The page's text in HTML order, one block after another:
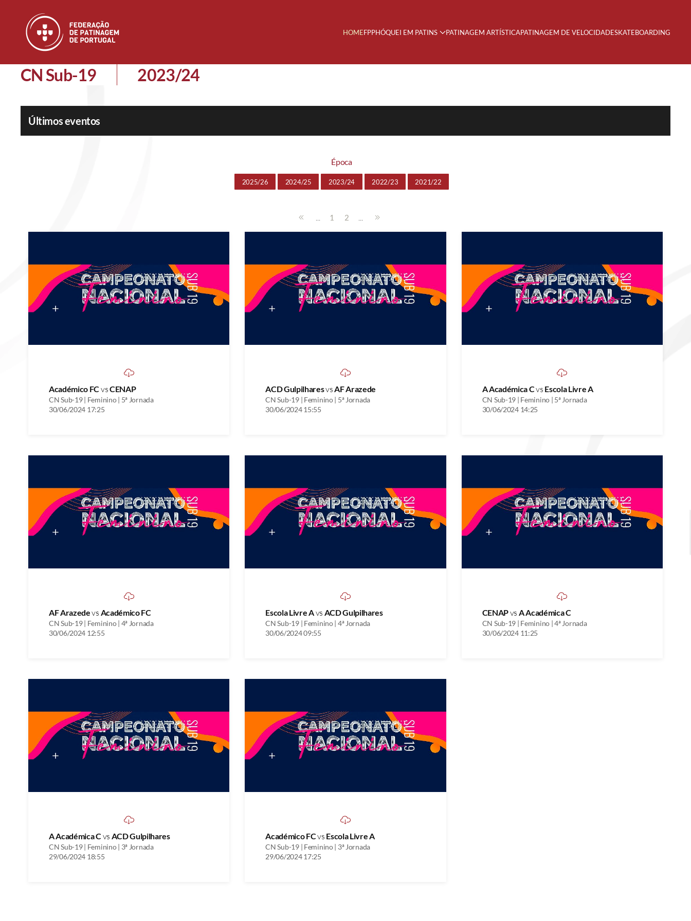
Skip to main content HOMEFPPHÓQUEI EM PATINS PATINAGEM ARTÍSTICAPATINAGEM DE VELOCIDADESKATEBOARDING
CN Sub-19 2023/24
Últimos eventos
Época
2025/26 2024/25 2023/24 2022/23 2021/22
... 1 2 ...
Académico FCvsCENAP
CN Sub-19 | Feminino | 5ª Jornada
30/06/2024 17:25
ACD GulpilharesvsAF Arazede
CN Sub-19 | Feminino | 5ª Jornada
30/06/2024 15:55
A Académica Cvs Escola Livre A
CN Sub-19 | Feminino | 5ª Jornada
30/06/2024 14:25
AF Arazedevs Académico FC
CN Sub-19 | Feminino | 4ª Jornada
30/06/2024 12:55
Escola Livre Avs ACD Gulpilhares
CN Sub-19 | Feminino | 4ª Jornada
30/06/2024 09:55
CENAPvs A Académica C
CN Sub-19 | Feminino | 4ª Jornada
30/06/2024 11:25
A Académica Cvs ACD Gulpilhares
CN Sub-19 | Feminino | 3ª Jornada
29/06/2024 18:55
Académico FCvs Escola Livre A
CN Sub-19 | Feminino | 3ª Jornada
29/06/2024 17:25